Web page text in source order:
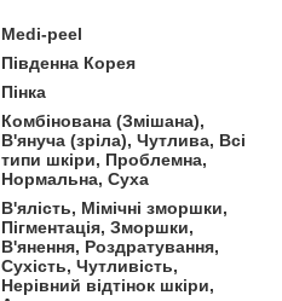
Medi-peel
Південна Корея
Пінка
Комбінована (Змішана),
В'януча (зріла), Чутлива, Всі
типи шкіри, Проблемна,
Нормальна, Суха
В'ялість, Мімічні зморшки,
Пігментація, Зморшки,
В'янення, Роздратування,
Сухість, Чутливість,
Нерівний відтінок шкіри,